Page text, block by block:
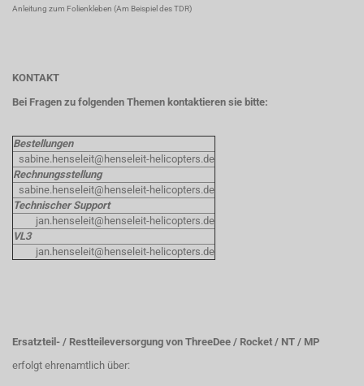
Anleitung zum Folienkleben (Am Beispiel des TDR)
KONTAKT
Bei Fragen zu folgenden Themen kontaktieren sie bitte:
Bestellungen
sabine.henseleit@henseleit-helicopters.de
Rechnungsstellung
sabine.henseleit@henseleit-helicopters.de
Technischer Support
jan.henseleit@henseleit-helicopters.de
VL3
jan.henseleit@henseleit-helicopters.de
Ersatzteil- / Restteileversorgung von ThreeDee / Rocket / NT / MP
erfolgt ehrenamtlich über: